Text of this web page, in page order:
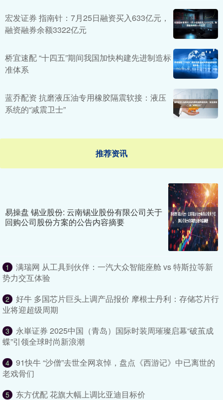
宏发证券 指南针：7月25日融资买入633亿元，
融资融券余额3322亿元
桥宜速配 “十四五”期间我国加快构建先进制造标
准体系
蓝乔配资 抗磨液压油专用橡胶隔震软接：液压
系统的“减震卫士”
推荐资讯
易操盘 锡业股份: 云南锡业股份有限公司关于
回购公司股份方案的公告内容摘要
1
满瑞网 从工具到伙伴：一汽大众智能座舱 vs 特斯拉等新
势力交互体验
2
好牛 多国芯片巨头上调产品报价 摩根士丹利：存储芯片行
业将迎超级周期
3
永崋证券 2025中国（青岛）国际时装周璀璨启幕“破茧成
蝶”引领全球时尚新浪潮
4
91快牛 “沙僧”去世全网哀悼，盘点《西游记》中已离世的
老戏骨们
5 东方优配 花旗大幅上调比亚迪目标价